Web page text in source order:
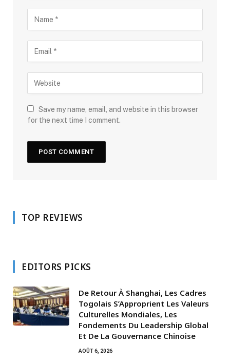
Save my name, email, and website in this browser
for the next time I comment.
TOP REVIEWS
EDITORS PICKS
De Retour À Shanghai, Les Cadres
Togolais S’Approprient Les Valeurs
Culturelles Mondiales, Les
Fondements Du Leadership Global
Et De La Gouvernance Chinoise
AOÛT 6, 2026